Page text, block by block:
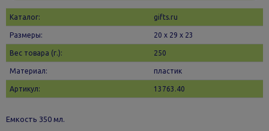
Каталог: gifts.ru
Размеры: 20 х 29 x 23
Вес товара (г.): 250
Материал: пластик
Артикул: 13763.40
Емкость 350 мл.